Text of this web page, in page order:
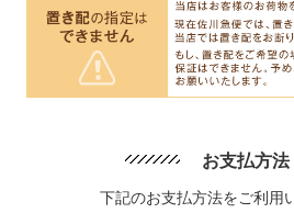
お支払方法
下記のお支払方法をご利用